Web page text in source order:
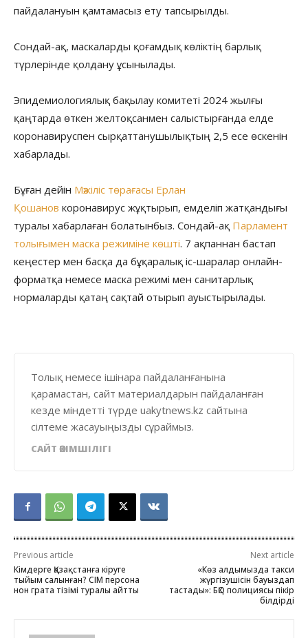
пайдалануын қамтамасыз ету тапсырылды.
Сондай-ақ, маскаларды қоғамдық көліктің барлық
түрлерінде қолдану ұсынылады.
Эпидемиологиялық бақылау комитеті 2024 жылғы
қаңтарда өткен желтоқсанмен салыстырғанда елде
коронавируспен сырқаттанушылықтың 2,5 есе өскенін
хабарлады.
Бұған дейін Мәжіліс төрағасы Ерлан
Қошанов коронавирус жұқтырып, емделіп жатқандығы
туралы хабарлаған болатынбыз. Сондай-ақ Парламент
толығымен маска режиміне көшті. 7 ақпаннан бастап
кеңестер мен басқа да бұқаралық іс-шаралар онлайн-
форматқа немесе маска режимі мен санитарлық
нормаларды қатаң сақтай отырып ауыстырылады.
Толық немесе ішінара пайдаланғанына
қарамастан, сайт материалдарын пайдаланған
кезде міндетті түрде uakytnews.kz сайтына
сілтеме жасауыңызды сұраймыз.
САЙТ ӘКІМШІЛІГІ
Previous article
Кімдерге Қазақстанға кіруге
тыйым салынған? СІМ персона
нон грата тізімі туралы айтты
Next article
«Көз алдымызда такси
жүргізушісін бауыздап
тастады»: БҚО полициясы пікір
білдірді